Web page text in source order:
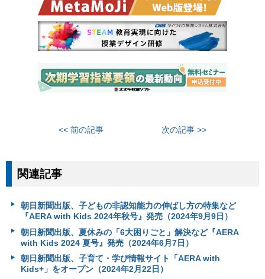
<< 前の記事 次の記事 >>
関連記事
朝日新聞出版、子どもの非認知能力の伸ばし方の特集など
『AERA with Kids 2024年秋号』発売（2024年9月9日）
朝日新聞出版、夏休みの「6大困りごと」解決など『AERA
with Kids 2024 夏号』発売（2024年6月7日）
朝日新聞出版、子育て・学び情報サイト「AERA with
Kids+」をオープン（2024年2月22日）